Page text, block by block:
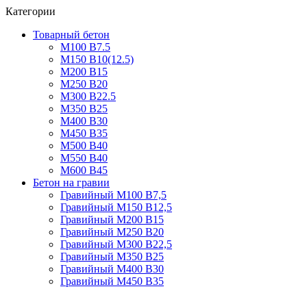
Категории
Товарный бетон
М100 В7.5
М150 В10(12.5)
М200 В15
М250 В20
М300 В22.5
М350 В25
М400 В30
М450 В35
М500 В40
М550 В40
М600 В45
Бетон на гравии
Гравийный М100 В7,5
Гравийный М150 В12,5
Гравийный М200 В15
Гравийный М250 В20
Гравийный М300 В22,5
Гравийный М350 В25
Гравийный М400 В30
Гравийный М450 В35